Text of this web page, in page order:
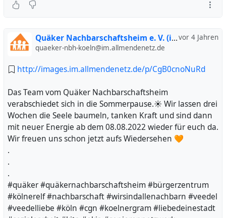
vor 4 Jahren
Quäker Nachbarschaftsheim e. V. (inoffiziell)
quaeker-nbh-koeln@im.allmendenetz.de
http://images.im.allmendenetz.de/p/CgB0cnoNuRd
Das Team vom Quäker Nachbarschaftsheim
verabschiedet sich in die Sommerpause.☀️ Wir lassen drei
Wochen die Seele baumeln, tanken Kraft und sind dann
mit neuer Energie ab dem 08.08.2022 wieder für euch da.
Wir freuen uns schon jetzt aufs Wiedersehen 🧡
.
.
.
#quäker #quäkernachbarschaftsheim #bürgerzentrum
#kölnerelf #nachbarschaft #wirsindallenachbarn #veedel
#veedelliebe #köln #cgn #koelnergram #liebedeinestadt